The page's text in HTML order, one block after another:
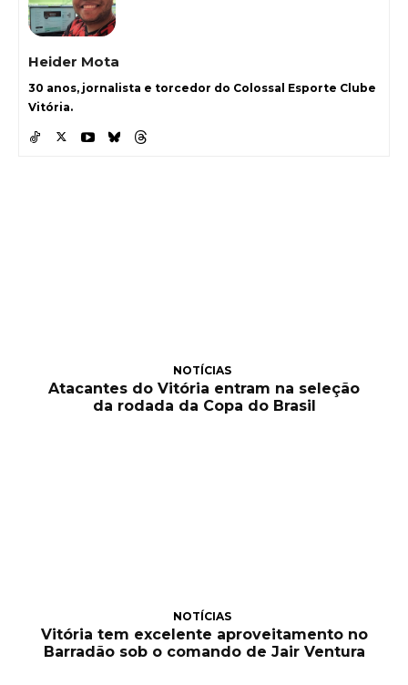
Heider Mota
30 anos, jornalista e torcedor do Colossal Esporte Clube
Vitória.
NOTÍCIAS
Atacantes do Vitória entram na seleção
da rodada da Copa do Brasil
NOTÍCIAS
Vitória tem excelente aproveitamento no
Barradão sob o comando de Jair Ventura